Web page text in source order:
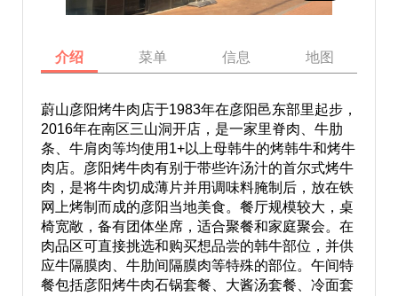
介绍 菜单 信息 地图
蔚山彦阳烤牛肉店于1983年在彦阳邑东部里起步，
2016年在南区三山洞开店，是一家里脊肉、牛肋
条、牛肩肉等均使用1+以上母韩牛的烤韩牛和烤牛
肉店。彦阳烤牛肉有别于带些许汤汁的首尔式烤牛
肉，是将牛肉切成薄片并用调味料腌制后，放在铁
网上烤制而成的彦阳当地美食。餐厅规模较大，桌
椅宽敞，备有团体坐席，适合聚餐和家庭聚会。在
肉品区可直接挑选和购买想品尝的韩牛部位，并供
应牛隔膜肉、牛肋间隔膜肉等特殊的部位。午间特
餐包括彦阳烤牛肉石锅套餐、大酱汤套餐、冷面套